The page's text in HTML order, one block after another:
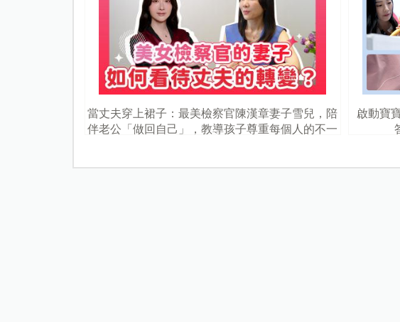
當丈夫穿上裙子：最美檢察官陳漢章妻子雪兒，陪
伴老公「做回自己」，教導孩子尊重每個人的不一
啟動寶